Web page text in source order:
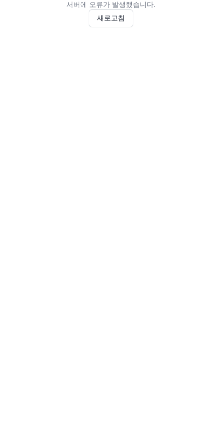
서버에 오류가 발생했습니다.
새로고침